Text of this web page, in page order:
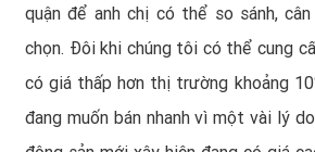
quận để anh chị có thể so sánh,
chọn. Đôi khi chúng tôi có thể cung
có giá thấp hơn thị trường khoảng
đang muốn bán nhanh vì một vài lý